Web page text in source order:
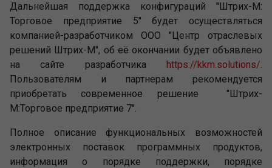
Дальнейшая поддержка конфигураций "Штрих-М:
Торговое предприятие 5" будет осуществляться
компанией-разработчиком ООО "Центр отраслевых
решений Штрих-М", об её окончании будет объявлено
на сайте разработчика https://kkm.solutions/.
Пользователям и партнерам рекомендуется
приобретать современное решение "Штрих-
М:Торговое предприятие 7".
Полное описание функциональных возможностей
электронных поставок программных продуктов,
информация о порядке поддержки, порядке